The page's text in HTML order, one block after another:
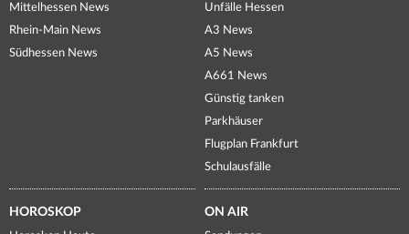
Mittelhessen News
Rhein-Main News
Südhessen News
Unfälle Hessen
A3 News
A5 News
A661 News
Günstig tanken
Parkhäuser
Flugplan Frankfurt
Schulausfälle
HOROSKOP ON AIR